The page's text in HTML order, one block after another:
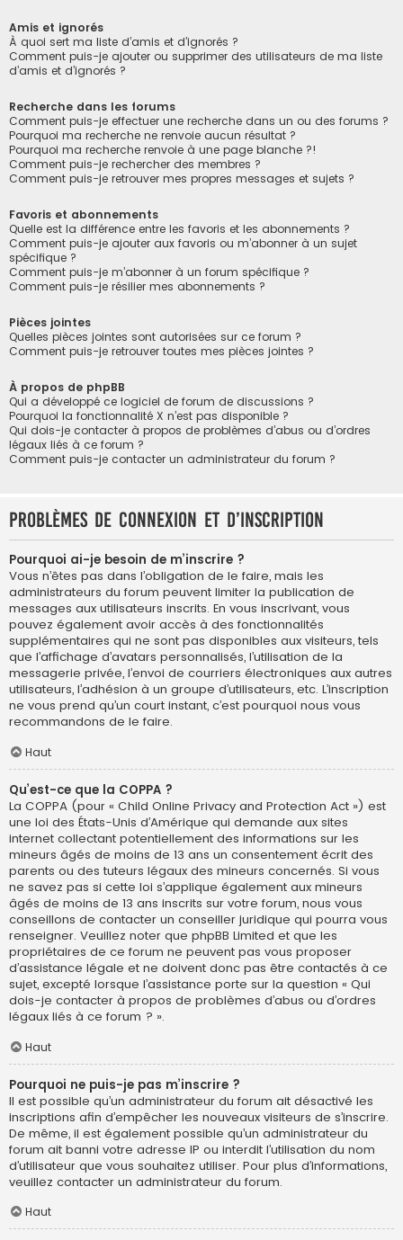
Amis et ignorés
À quoi sert ma liste d’amis et d’ignorés ?
Comment puis-je ajouter ou supprimer des utilisateurs de ma liste
d’amis et d’ignorés ?
Recherche dans les forums
Comment puis-je effectuer une recherche dans un ou des forums ?
Pourquoi ma recherche ne renvoie aucun résultat ?
Pourquoi ma recherche renvoie à une page blanche ?!
Comment puis-je rechercher des membres ?
Comment puis-je retrouver mes propres messages et sujets ?
Favoris et abonnements
Quelle est la différence entre les favoris et les abonnements ?
Comment puis-je ajouter aux favoris ou m’abonner à un sujet
spécifique ?
Comment puis-je m’abonner à un forum spécifique ?
Comment puis-je résilier mes abonnements ?
Pièces jointes
Quelles pièces jointes sont autorisées sur ce forum ?
Comment puis-je retrouver toutes mes pièces jointes ?
À propos de phpBB
Qui a développé ce logiciel de forum de discussions ?
Pourquoi la fonctionnalité X n’est pas disponible ?
Qui dois-je contacter à propos de problèmes d’abus ou d’ordres
légaux liés à ce forum ?
Comment puis-je contacter un administrateur du forum ?
Problèmes de connexion et d’inscription
Pourquoi ai-je besoin de m’inscrire ?
Vous n’êtes pas dans l’obligation de le faire, mais les
administrateurs du forum peuvent limiter la publication de
messages aux utilisateurs inscrits. En vous inscrivant, vous
pouvez également avoir accès à des fonctionnalités
supplémentaires qui ne sont pas disponibles aux visiteurs, tels
que l’affichage d’avatars personnalisés, l’utilisation de la
messagerie privée, l’envoi de courriers électroniques aux autres
utilisateurs, l’adhésion à un groupe d’utilisateurs, etc. L’inscription
ne vous prend qu’un court instant, c’est pourquoi nous vous
recommandons de le faire.
Haut
Qu’est-ce que la COPPA ?
La COPPA (pour « Child Online Privacy and Protection Act ») est
une loi des États-Unis d’Amérique qui demande aux sites
internet collectant potentiellement des informations sur les
mineurs âgés de moins de 13 ans un consentement écrit des
parents ou des tuteurs légaux des mineurs concernés. Si vous
ne savez pas si cette loi s’applique également aux mineurs
âgés de moins de 13 ans inscrits sur votre forum, nous vous
conseillons de contacter un conseiller juridique qui pourra vous
renseigner. Veuillez noter que phpBB Limited et que les
propriétaires de ce forum ne peuvent pas vous proposer
d’assistance légale et ne doivent donc pas être contactés à ce
sujet, excepté lorsque l’assistance porte sur la question « Qui
dois-je contacter à propos de problèmes d’abus ou d’ordres
légaux liés à ce forum ? ».
Haut
Pourquoi ne puis-je pas m’inscrire ?
Il est possible qu’un administrateur du forum ait désactivé les
inscriptions afin d’empêcher les nouveaux visiteurs de s’inscrire.
De même, il est également possible qu’un administrateur du
forum ait banni votre adresse IP ou interdit l’utilisation du nom
d’utilisateur que vous souhaitez utiliser. Pour plus d’informations,
veuillez contacter un administrateur du forum.
Haut